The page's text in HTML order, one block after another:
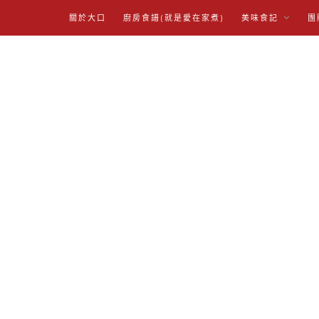
關於大口 廚房食譜(就是愛在家煮) 美味食記